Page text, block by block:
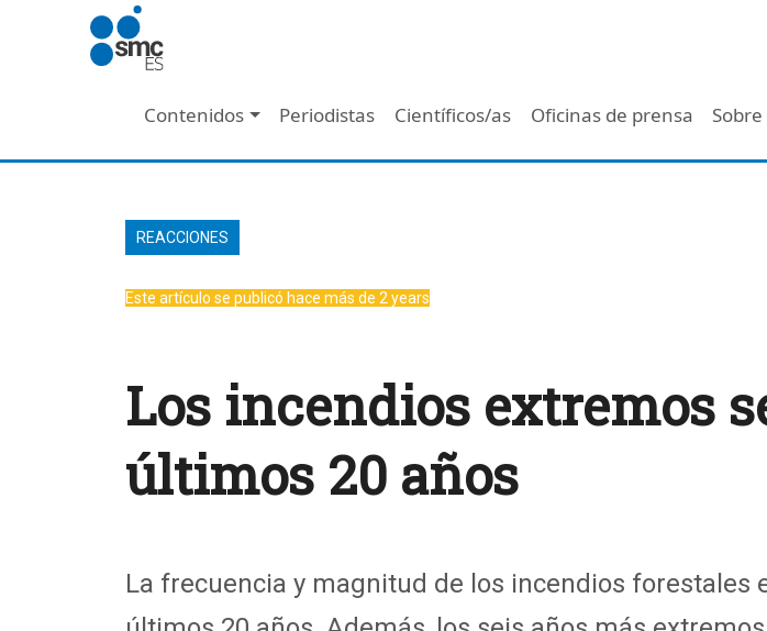
Pasar al contenido principal
Navegación principal - Header
Contenidos Periodistas Científicos/as Oficinas de prensa Sobre
REACCIONES
Este artículo se publicó hace más de 2 years
Los incendios extremos
últimos 20 años
La frecuencia y magnitud de los incendios forestales